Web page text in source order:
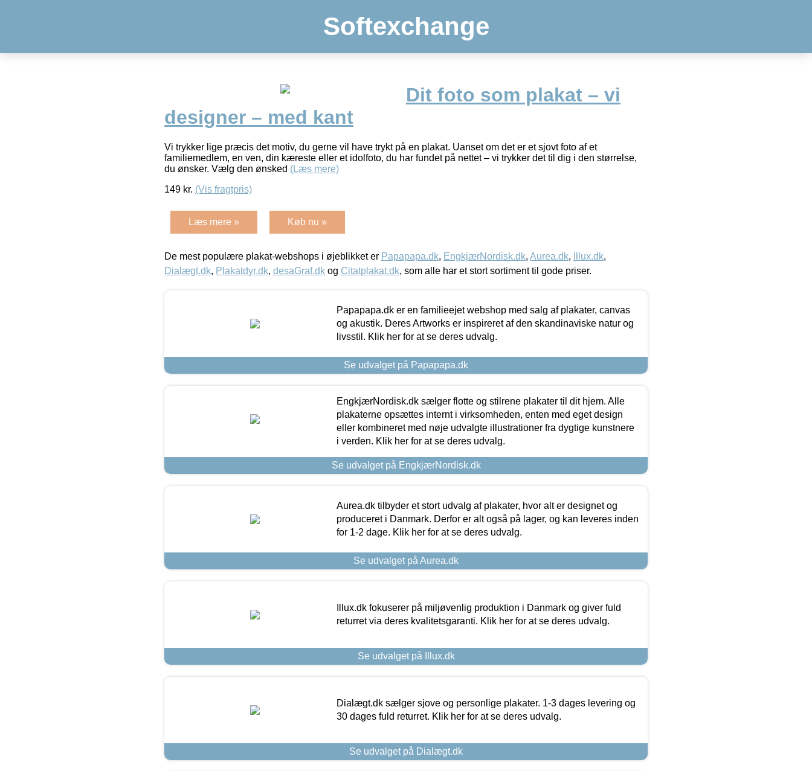
Softexchange
Dit foto som plakat – vi
designer – med kant
Vi trykker lige præcis det motiv, du gerne vil have trykt på en plakat. Uanset om det er et sjovt foto af et
familiemedlem, en ven, din kæreste eller et idolfoto, du har fundet på nettet – vi trykker det til dig i den størrelse,
du ønsker. Vælg den ønsked (Læs mere)
149 kr. (Vis fragtpris)
Læs mere » Køb nu »
De mest populære plakat-webshops i øjeblikket er Papapapa.dk, EngkjærNordisk.dk, Aurea.dk, Illux.dk,
Dialægt.dk, Plakatdyr.dk, desaGraf.dk og Citatplakat.dk, som alle har et stort sortiment til gode priser.
Papapapa.dk er en familieejet webshop med salg af plakater, canvas
og akustik. Deres Artworks er inspireret af den skandinaviske natur og
livsstil. Klik her for at se deres udvalg.
Se udvalget på Papapapa.dk
EngkjærNordisk.dk sælger flotte og stilrene plakater til dit hjem. Alle
plakaterne opsættes internt i virksomheden, enten med eget design
eller kombineret med nøje udvalgte illustrationer fra dygtige kunstnere
i verden. Klik her for at se deres udvalg.
Se udvalget på EngkjærNordisk.dk
Aurea.dk tilbyder et stort udvalg af plakater, hvor alt er designet og
produceret i Danmark. Derfor er alt også på lager, og kan leveres inden
for 1-2 dage. Klik her for at se deres udvalg.
Se udvalget på Aurea.dk
Illux.dk fokuserer på miljøvenlig produktion i Danmark og giver fuld
returret via deres kvalitetsgaranti. Klik her for at se deres udvalg.
Se udvalget på Illux.dk
Dialægt.dk sælger sjove og personlige plakater. 1-3 dages levering og
30 dages fuld returret. Klik her for at se deres udvalg.
Se udvalget på Dialægt.dk